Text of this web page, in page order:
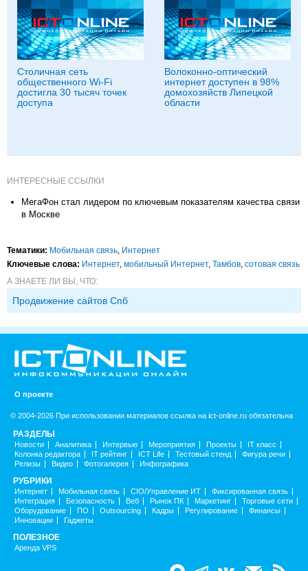
Столичная сеть
общественного Wi-Fi
достигла 30 тысяч точек
доступа
Волоконно-оптический
интернет доступен в 98%
домохозяйств Липецкой
области
ИНТЕРЕСНЫЕ ССЫЛКИ
МегаФон стал лидером по ключевым показателям качества связи
в Москве
Тематики: Мобильная связь Интернет
Ключевые слова: Интернет, мобильный Интернет, Тамбов сотовая связь
А ЗНАЕТЕ ЛИ ВЫ, ЧТО:
Продвижение сайтов Спб
О проекте
© 2004-2026 При использовании материалов ссылка на ict-online.ru обязательна
РАЗДЕЛЫ
Новости Аналитика Интервью Мероприятия Проекты
IT класс
Колонка редактора
IT рейтинг ICT Life Тестовый стенд
Фигура речи
Релизы
Видео Фотогалерея Инфографика
РУБРИКИ
Интернет Мобильная связь CIO/Управление ИТ
Фиксированная связь
Интеграция
Безопасность Веб Рынок ПК Маркетинг
Торговые сети
Оборудование
ПО Outsourcing Кадры Регулирование
Финансы
Инновации
Гаджеты
ПОЛЕЗНОЕ
Аренда VPS